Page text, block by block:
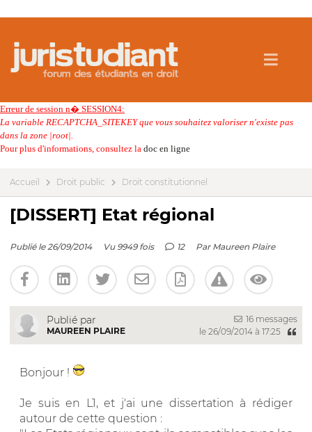
Erreur de session n� SESSION4:
La variable RECAPTCHA_SITEKEY que vous souhaitez valoriser n'existe pas
dans la zone |root|.
Pour plus d'informations, consultez la doc en ligne
Accueil Droit public Droit constitutionnel
[DISSERT] Etat régional
Publié le 26/09/2014 Vu 9949 fois 12 Par Maureen Plaire
Publié par
MAUREEN PLAIRE
16 messages
le 26/09/2014 à 17:25
Bonjour !
Je suis en L1, et j'ai une dissertation à rédiger
autour de cette question :